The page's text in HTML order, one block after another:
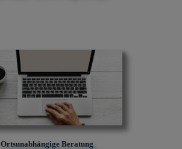
Ortsunabhängige Beratung